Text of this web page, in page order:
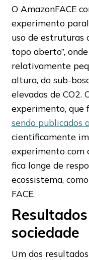
O AmazonFACE
experimento
uso de estruturas
topo aberto”,
relativamente
altura, do sub-
elevadas de CO2.
experimento, que
sendo publicados
cientificamente
experimento com
fica longe de
ecossistema,
FACE.
sociedade
Um dos